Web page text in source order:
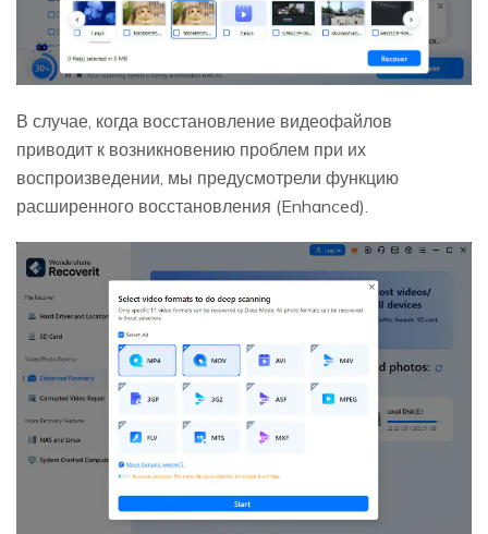
В случае, когда восстановление видеофайлов
приводит к возникновению проблем при их
воспроизведении, мы предусмотрели функцию
расширенного восстановления (Enhanced).